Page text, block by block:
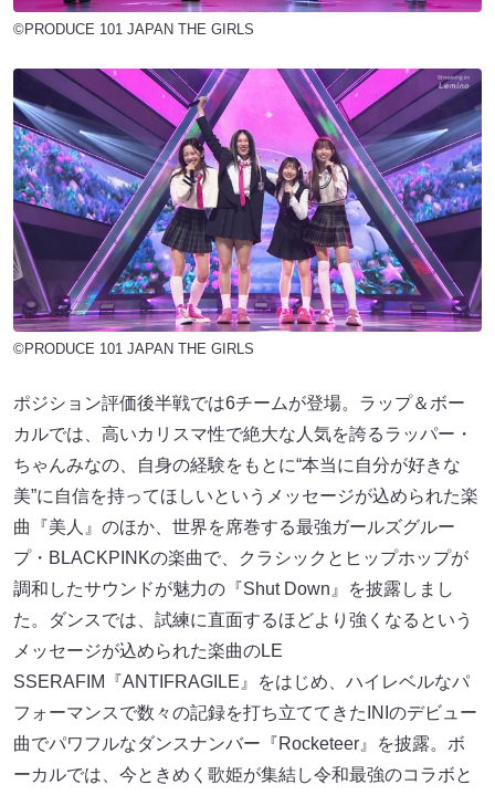
©PRODUCE 101 JAPAN THE GIRLS
©PRODUCE 101 JAPAN THE GIRLS
ポジション評価後半戦では6チームが登場。ラップ＆ボー
カルでは、高いカリスマ性で絶大な人気を誇るラッパー・
ちゃんみなの、自身の経験をもとに“本当に自分が好きな
美”に自信を持ってほしいというメッセージが込められた楽
曲『美人』のほか、世界を席巻する最強ガールズグルー
プ・BLACKPINKの楽曲で、クラシックとヒップホップが
調和したサウンドが魅力の『Shut Down』を披露しまし
た。ダンスでは、試練に直面するほどより強くなるという
メッセージが込められた楽曲のLE
SSERAFIM『ANTIFRAGILE』をはじめ、ハイレベルなパ
フォーマンスで数々の記録を打ち立ててきたINIのデビュー
曲でパワフルなダンスナンバー『Rocketeer』を披露。ボ
ーカルでは、今ときめく歌姫が集結し令和最強のコラボと